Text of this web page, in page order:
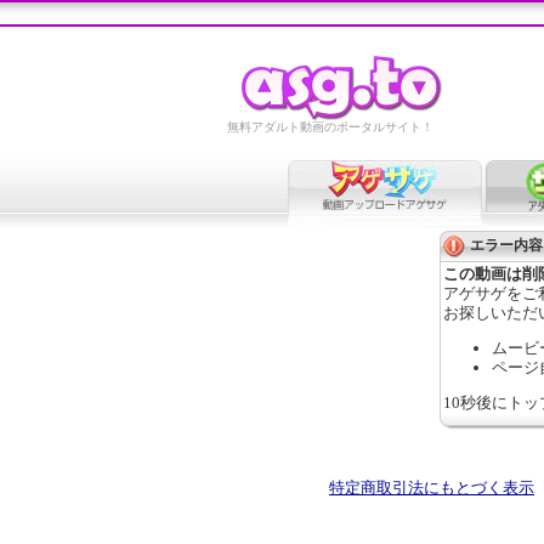
無料アダルト動画のポータルサイト！
エラー内容
この動画は削
アゲサゲをご
お探しいただ
ムービ
ページ
10秒後にト
特定商取引法にもとづく表示